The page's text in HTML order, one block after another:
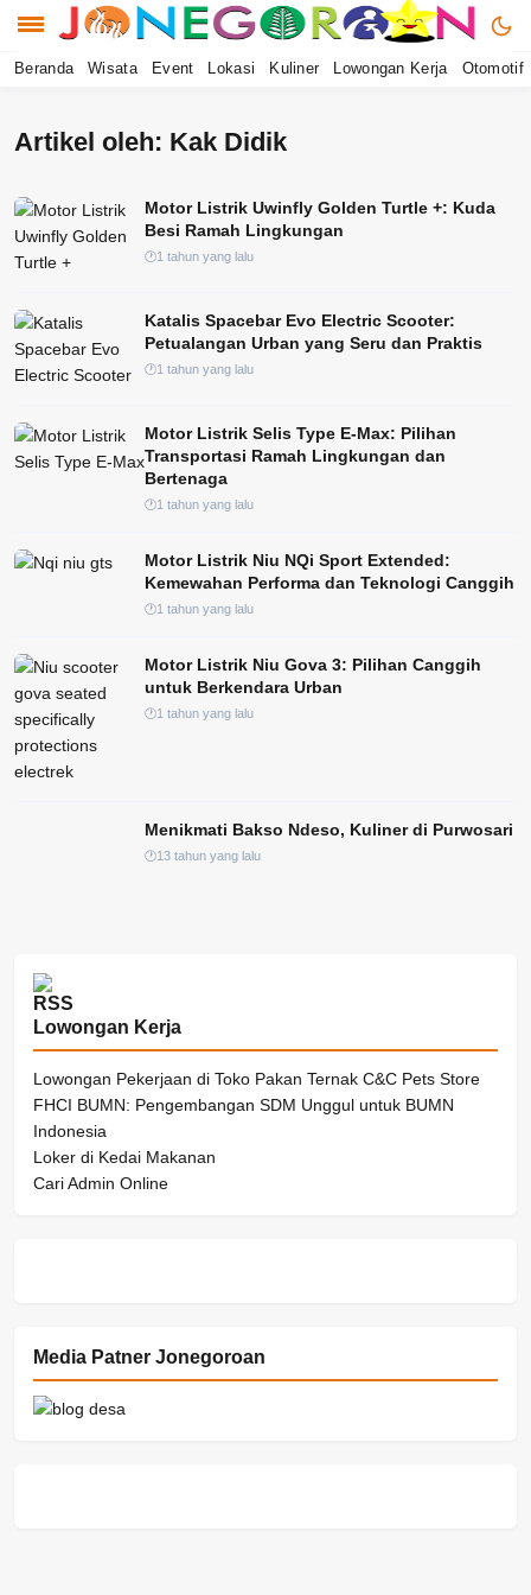
Beranda Wisata Event Lokasi Kuliner Lowongan Kerja Otomotif
Artikel oleh: Kak Didik
Motor Listrik Uwinfly Golden Turtle +: Kuda
Besi Ramah Lingkungan
1 tahun yang lalu
Katalis Spacebar Evo Electric Scooter:
Petualangan Urban yang Seru dan Praktis
1 tahun yang lalu
Motor Listrik Selis Type E-Max: Pilihan
Transportasi Ramah Lingkungan dan
Bertenaga
1 tahun yang lalu
Motor Listrik Niu NQi Sport Extended:
Kemewahan Performa dan Teknologi Canggih
1 tahun yang lalu
Motor Listrik Niu Gova 3: Pilihan Canggih
untuk Berkendara Urban
1 tahun yang lalu
Menikmati Bakso Ndeso, Kuliner di Purwosari
13 tahun yang lalu
Lowongan Kerja
Lowongan Pekerjaan di Toko Pakan Ternak C&C Pets Store
FHCI BUMN: Pengembangan SDM Unggul untuk BUMN
Indonesia
Loker di Kedai Makanan
Cari Admin Online
Media Patner Jonegoroan